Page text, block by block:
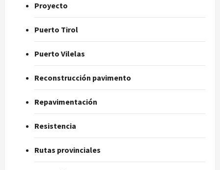
Proyecto
Puerto Tirol
Puerto Vilelas
Reconstrucción pavimento
Repavimentación
Resistencia
Rutas provinciales